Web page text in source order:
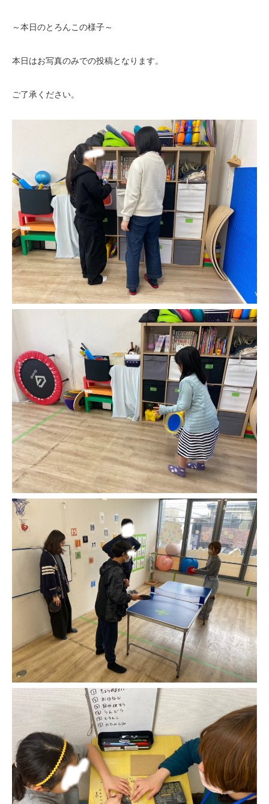
～本日のとろんこの様子～
本日はお写真のみでの投稿となります。
ご了承ください。